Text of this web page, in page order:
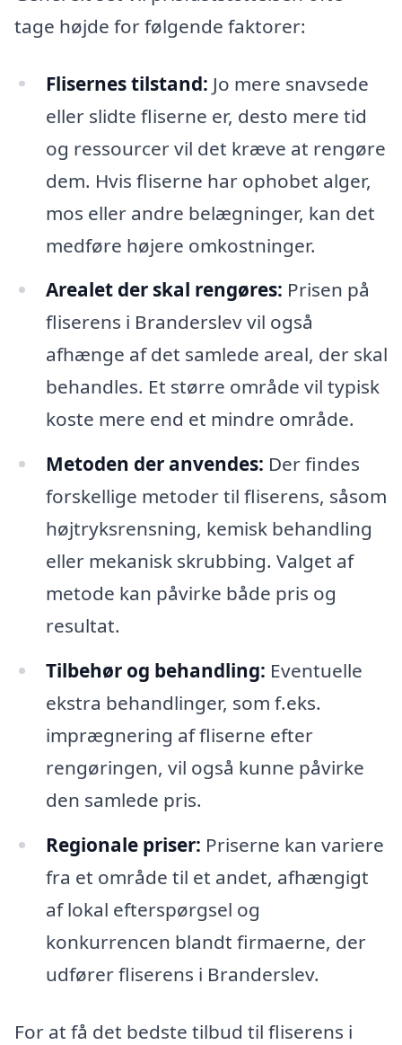
tage højde for følgende faktorer:
Flisernes tilstand: Jo mere snavsede
eller slidte fliserne er, desto mere tid
og ressourcer vil det kræve at rengøre
dem. Hvis fliserne har ophobet alger,
mos eller andre belægninger, kan det
medføre højere omkostninger.
Arealet der skal rengøres: Prisen på
fliserens i Branderslev vil også
afhænge af det samlede areal, der skal
behandles. Et større område vil typisk
koste mere end et mindre område.
Metoden der anvendes: Der findes
forskellige metoder til fliserens, såsom
højtryksrensning, kemisk behandling
eller mekanisk skrubbing. Valget af
metode kan påvirke både pris og
resultat.
Tilbehør og behandling: Eventuelle
ekstra behandlinger, som f.eks.
imprægnering af fliserne efter
rengøringen, vil også kunne påvirke
den samlede pris.
Regionale priser: Priserne kan variere
fra et område til et andet, afhængigt
af lokal efterspørgsel og
konkurrencen blandt firmaerne, der
udfører fliserens i Branderslev.
For at få det bedste tilbud til fliserens i